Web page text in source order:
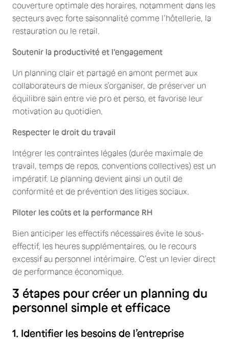
couverture optimale des horaires, notamment dans les
secteurs avec forte saisonnalité comme l’hôtellerie, la
restauration ou le retail.
Soutenir la productivité et l'engagement
Un planning clair et partagé en amont permet aux
collaborateurs de mieux s’organiser, de préserver un
équilibre sain entre vie pro et perso, et favorise leur
motivation au quotidien.
Respecter le droit du travail
Intégrer les contraintes légales (durée maximale de
travail, temps de repos, conventions collectives) est un
impératif. Le planning devient ainsi un outil de
conformité et de prévention des litiges sociaux.
Piloter les coûts et la performance RH
Bien anticiper les effectifs nécessaires évite le sous-
effectif, les heures supplémentaires, ou le recours
excessif au personnel intérimaire. C’est un levier direct
de performance économique.
3 étapes pour créer un planning du
personnel simple et efficace
1. Identifier les besoins de l’entreprise